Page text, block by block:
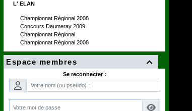
L' ELAN
Championnat Régional 2008
Concours Daumeray 2009
Championnat Régional
Championnat Régional 2008

Espace membres
Se reconnecter :